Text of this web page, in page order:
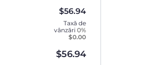
$56.94
Taxă de
vânzări 0%
$0.00
$56.94